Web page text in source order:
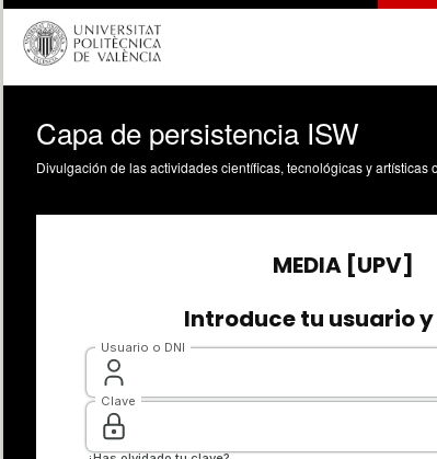
Capa de persistencia ISW
Divulgación de las actividades científicas, tecnológicas y artísticas